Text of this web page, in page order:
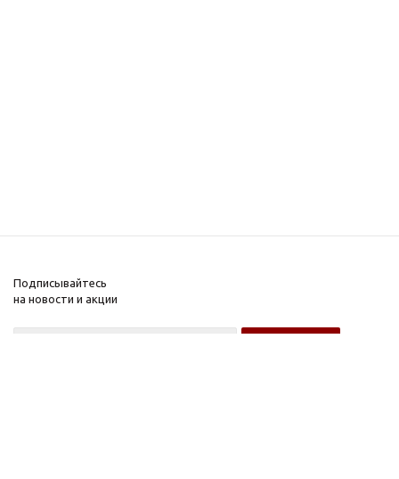
Подписывайтесь
на новости и акции